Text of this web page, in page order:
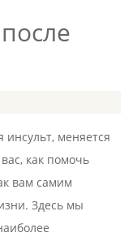
инсульт, меняется
как помочь
вам самим
Здесь мы